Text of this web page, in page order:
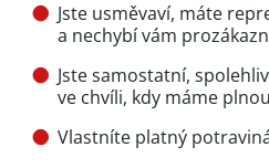
Jste usměvaví, máte
a nechybí vám
Jste samostatní,
ve chvíli, kdy máme
Vlastníte platný